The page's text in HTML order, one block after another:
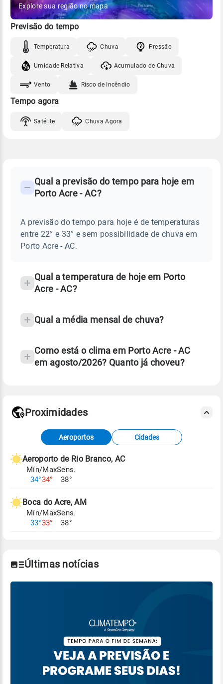
Explore sua região no mapa
Previsão do tempo
Temperatura Chuva Pressão
Umidade Relativa Acumulado de Chuva
Vento Risco de Incêndio
Tempo agora
Satélite Chuva Agora
PREVISÃO
TEMPO
Perguntas
sobre
chuva
Qual a previsão do tempo para hoje em
Porto Acre - AC?
A previsão do tempo para hoje é de temperaturas
entre 22° e 33° e sem possibilidade de chuva em
Porto Acre - AC.
Qual a temperatura de hoje em Porto
Acre - AC?
Qual a média mensal de chuva?
Como está o clima em Porto Acre - AC
em agosto/2026? Quanto já choveu?
Fonte: dados combinados de estações
meteorológicas e satélite do Centro de Previsão
de Tempo e Estudos Climáticos (CPTEC).
Para obter mais informações sobre os dados
Proximidades
Aeroportos Cidades
Aeroporto de Rio Branco, AC
Mín/Max
34°34°
Sens.
38°
Boca do Acre, AM
Mín/Max
33°33°
Sens.
38°
Últimas notícias